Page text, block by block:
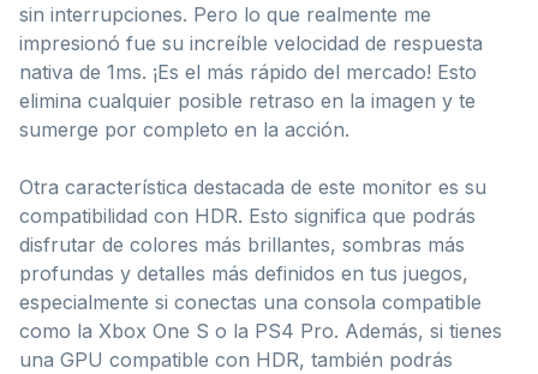
sin interrupciones. Pero lo que realmente me
impresionó fue su increíble velocidad de respuesta
nativa de 1ms. ¡Es el más rápido del mercado! Esto
elimina cualquier posible retraso en la imagen y te
sumerge por completo en la acción.
Otra característica destacada de este monitor es su
compatibilidad con HDR. Esto significa que podrás
disfrutar de colores más brillantes, sombras más
profundas y detalles más definidos en tus juegos,
especialmente si conectas una consola compatible
como la Xbox One S o la PS4 Pro. Además, si tienes
una GPU compatible con HDR, también podrás